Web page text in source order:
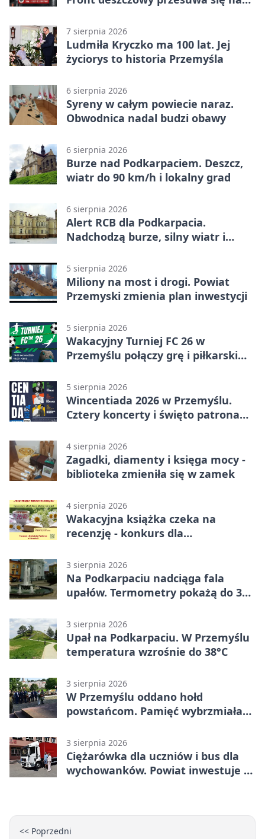
7 sierpnia 2026
Ludmiła Kryczko ma 100 lat. Jej
życiorys to historia Przemyśla
6 sierpnia 2026
Syreny w całym powiecie naraz.
Obwodnica nadal budzi obawy
6 sierpnia 2026
Burze nad Podkarpaciem. Deszcz,
wiatr do 90 km/h i lokalny grad
6 sierpnia 2026
Alert RCB dla Podkarpacia.
Nadchodzą burze, silny wiatr i
5 sierpnia 2026
Miliony na most i drogi. Powiat
Przemyski zmienia plan inwestycji
5 sierpnia 2026
Wakacyjny Turniej FC 26 w
Przemyślu połączy grę i piłkarski
5 sierpnia 2026
Wincentiada 2026 w Przemyślu.
Cztery koncerty i święto patrona
4 sierpnia 2026
Zagadki, diamenty i księga mocy -
biblioteka zmieniła się w zamek
4 sierpnia 2026
Wakacyjna książka czeka na
recenzję - konkurs dla
3 sierpnia 2026
Na Podkarpaciu nadciąga fala
upałów. Termometry pokażą do 36
3 sierpnia 2026
Upał na Podkarpaciu. W Przemyślu
temperatura wzrośnie do 38°C
3 sierpnia 2026
W Przemyślu oddano hołd
powstańcom. Pamięć wybrzmiała
3 sierpnia 2026
Ciężarówka dla uczniów i bus dla
wychowanków. Powiat inwestuje w
<< Poprzedni